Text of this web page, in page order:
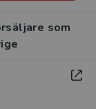
som